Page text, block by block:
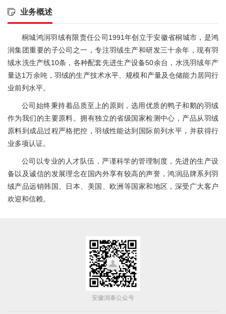
业务概述
桐城鸿润羽绒有限责任公司1991年创立于安徽省桐城市，是鸿
润集团重要的子公司之一，专注羽绒生产和研发三十余年，现有羽
绒水洗生产线10条，各种配套先进生产设备50余台，水洗羽绒年产
量达1万余吨，羽绒的生产技术水平、规模和产量及仓储能力居同行
业前列水平。
公司始终秉持着品质至上的原则，选用优质的鸭子和鹅的羽绒
作为我们的主要原料。拥有独立的省级国家检测中心，产品从羽绒
原料到成品过程严格把控，羽绒性能达到国际前列水平，并获得行
业多项认证。
公司以专业的人才队伍，严谨科学的管理制度，先进的生产设
备以及诚信的发展理念在国内外享有较高的声誉，鸿润品牌系列羽
绒产品远销韩国、日本、美国、欧洲等国家和地区，深受广大客户
欢迎和信赖。
安徽润泰公众号
立即提交